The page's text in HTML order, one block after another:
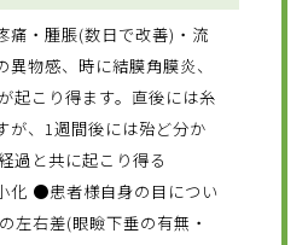
・腫脹(数日で改善)・流
物感、時に結膜角膜炎、
起こり得ます。直後には糸
が、1週間後には殆ど分か
過と共に起こり得る
化 ●患者様自身の目につい
左右差(眼瞼下垂の有無・